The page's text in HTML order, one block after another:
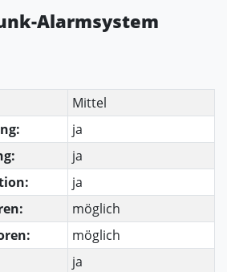
Alarmsystem
Mittel
ja
ja
ja
möglich
möglich
ja